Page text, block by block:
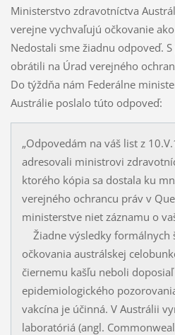
Ministerstvo zdravotníctva
verejne vychvaľujú očkovanie
Nedostali sme žiadnu odpoveď.
obrátili na Úrad verejného
Do týždňa nám Federálne
Austrálie poslalo túto odpoveď:
„Odpovedám na váš list z
adresovali ministrovi
ktorého kópia sa dostala ku
verejného ochrancu práv v
ministerstve niet záznamu o
Žiadne výsledky formálnych
očkovania austrálskej
čiernemu kašľu neboli
epidemiologického
vakcína je účinná. V Austrálii
laboratóriá (angl.